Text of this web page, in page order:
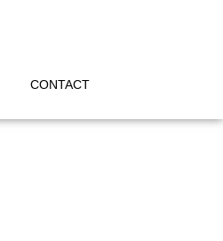
CONTACT